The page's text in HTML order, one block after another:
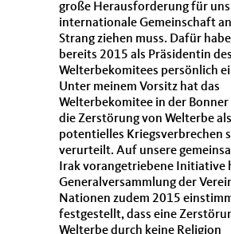
große Herausforderung für
internationale Gemeinschaft
Strang ziehen muss. Dafür
bereits 2015 als Präsidentin
Welterbekomitees persönlich
Unter meinem Vorsitz hat das
Welterbekomitee in der Bonner
die Zerstörung von Welterbe als
potentielles Kriegsverbrechen
verurteilt. Auf unsere
Irak vorangetriebene Initiative
Generalversammlung der
Nationen zudem 2015
festgestellt, dass eine
Welterbe durch keine Religion